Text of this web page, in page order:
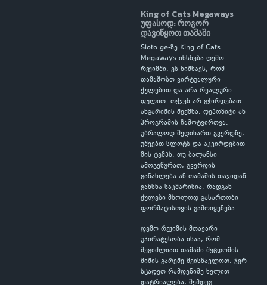
King of Cats Megaways
უფასოდ: როგორ
დავიწყოთ თამაში
Sloto.ge-ზე King of Cats
Megaways იხსნება დემო
რეჟიმში. ეს ნიშნავს, რომ
თამაშობთ ვირტუალური
ქულებით და არა რეალური
ფულით. თქვენ არ გჭირდებათ
ანგარიშის შექმნა, დეპოზიტი ან
პროგრამის ჩამოტვირთვა.
უბრალოდ შედიხართ გვერდზე,
უშვებთ სლოტს და აკვირდებით
მის ტემპს. თუ ბალანსი
ამოგეწურათ, გვერდის
განახლება ან თამაშის თავიდან
გახსნა საკმარისია, რადგან
ქულები მხოლოდ გასართობი
ფორმატისთვის გამოიყენება.
დემო რეჟიმის მთავარი
უპირატესობა ისაა, რომ
შეგიძლიათ თამაში შეცდომის
შიშის გარეშე შეისწავლოთ. ჯერ
სცადეთ რამდენიმე ხელით
დატრიალება, შემდეგ